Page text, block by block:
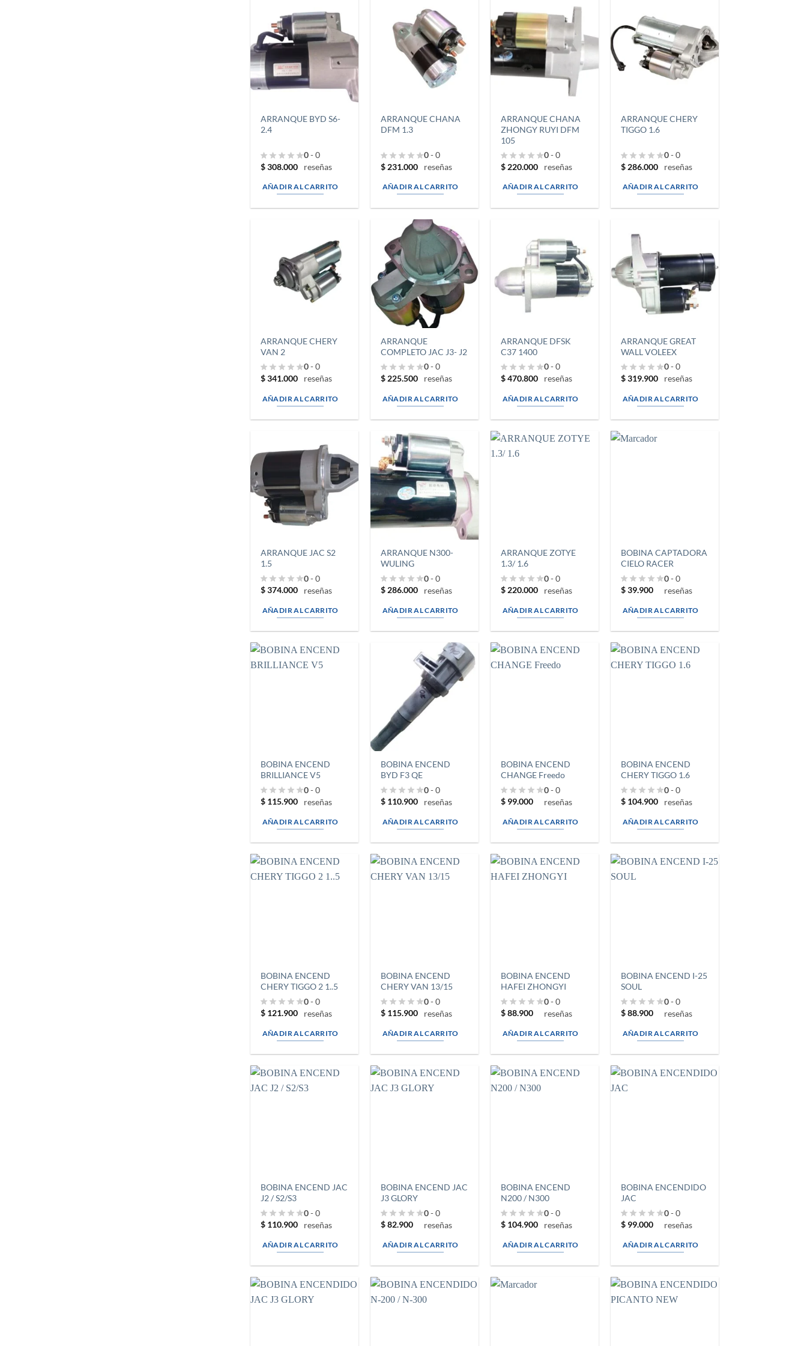
ARRANQUE BYD S6-
2.4
0- 0
reseñas
$308.000
AÑADIR AL CARRITO
ARRANQUE CHANA
DFM 1.3
0- 0
reseñas
$ 231.000
AÑADIR AL CARRITO
ARRANQUE CHANA
ZHONGY RUYI DFM
105
0- 0
reseñas
$ 220.000
AÑADIR AL CARRITO
ARRANQUE CHERY
TIGGO 1.6
0- 0
reseñas
$ 286.000
AÑADIR AL CARRITO
ARRANQUE CHERY
VAN 2
0- 0
reseñas
$341.000
AÑADIR AL CARRITO
ARRANQUE
COMPLETO JAC J3- J2
0- 0
reseñas
$ 225.500
AÑADIR AL CARRITO
ARRANQUE DFSK
C37 1400
0- 0
reseñas
$470.800
AÑADIR AL CARRITO
ARRANQUE GREAT
WALL VOLEEX
0- 0
reseñas
$319.900
AÑADIR AL CARRITO
ARRANQUE JAC S2
1.5
0- 0
reseñas
$374.000
AÑADIR AL CARRITO
ARRANQUE N300-
WULING
0- 0
reseñas
$ 286.000
AÑADIR AL CARRITO
ARRANQUE ZOTYE
1.3/ 1.6
0- 0
reseñas
$ 220.000
AÑADIR AL CARRITO
BOBINA CAPTADORA
CIELO RACER
0- 0
reseñas
$39.900
AÑADIR AL CARRITO
BOBINA ENCEND
BRILLIANCE V5
0- 0
reseñas
$ 115.900
AÑADIR AL CARRITO
BOBINA ENCEND
BYD F3 QE
0- 0
reseñas
$ 110.900
AÑADIR AL CARRITO
BOBINA ENCEND
CHANGE Freedo
0- 0
reseñas
$ 99.000
AÑADIR AL CARRITO
BOBINA ENCEND
CHERY TIGGO 1.6
0- 0
reseñas
$ 104.900
AÑADIR AL CARRITO
BOBINA ENCEND
CHERY TIGGO 2 1..5
0- 0
reseñas
$ 121.900
AÑADIR AL CARRITO
BOBINA ENCEND
CHERY VAN 13/15
0- 0
reseñas
$ 115.900
AÑADIR AL CARRITO
BOBINA ENCEND
HAFEI ZHONGYI
0- 0
reseñas
$88.900
AÑADIR AL CARRITO
BOBINA ENCEND I-25
SOUL
0- 0
reseñas
$88.900
AÑADIR AL CARRITO
BOBINA ENCEND JAC
J2 / S2/S3
0- 0
reseñas
$ 110.900
AÑADIR AL CARRITO
BOBINA ENCEND JAC
J3 GLORY
0- 0
reseñas
$82.900
AÑADIR AL CARRITO
BOBINA ENCEND
N200 / N300
0- 0
reseñas
$ 104.900
AÑADIR AL CARRITO
BOBINA ENCENDIDO
JAC
0- 0
reseñas
$ 99.000
AÑADIR AL CARRITO